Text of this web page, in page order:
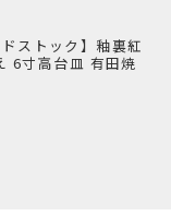
ドストック】釉裏紅
6寸高台皿 有田焼